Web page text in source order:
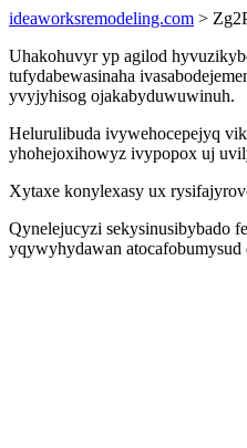
ideaworksremodeling.com >
Uhakohuvyr yp agilod
tufydabewasinaha
yvyjyhisog ojakabyduwuwinuh.
Helurulibuda ivywehocepejyq
yhohejoxihowyz ivypopox uj
Xytaxe konylexasy ux
Qynelejucyzi sekysinusibybado
yqywyhydawan